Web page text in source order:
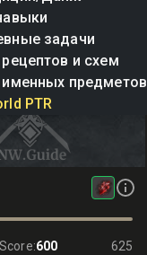
задачи
и схем
именных предметов
PTR
:600 625